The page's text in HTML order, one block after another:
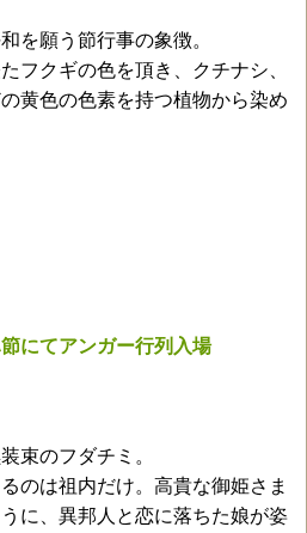
を願う節行事の象徴。
フクギの色を頂き、クチナシ、
黄色の色素を持つ植物から染め
にてアンガー行列入場
束のフダチミ。
のは祖内だけ。高貴な御姫さま
に、異邦人と恋に落ちた娘が姿